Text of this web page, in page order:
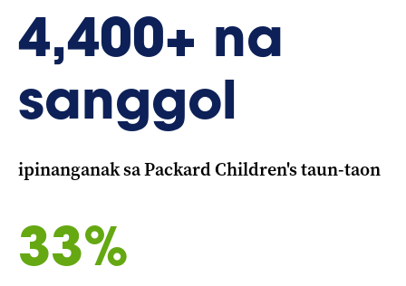
4,400+ na
sanggol
ipinanganak sa Packard Children's taun-taon
33%